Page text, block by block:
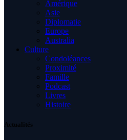
Amérique
Asie
Diplomatie
Europe
Australia
Culture
Condoléances
Proximité
Famille
Podcast
Livres
Histoire
Actualités